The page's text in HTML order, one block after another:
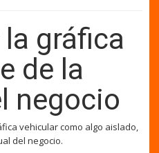
gráfica
de la
negocio
vehicular como algo aislado,
del negocio.